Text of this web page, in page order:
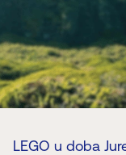
LEGO u doba